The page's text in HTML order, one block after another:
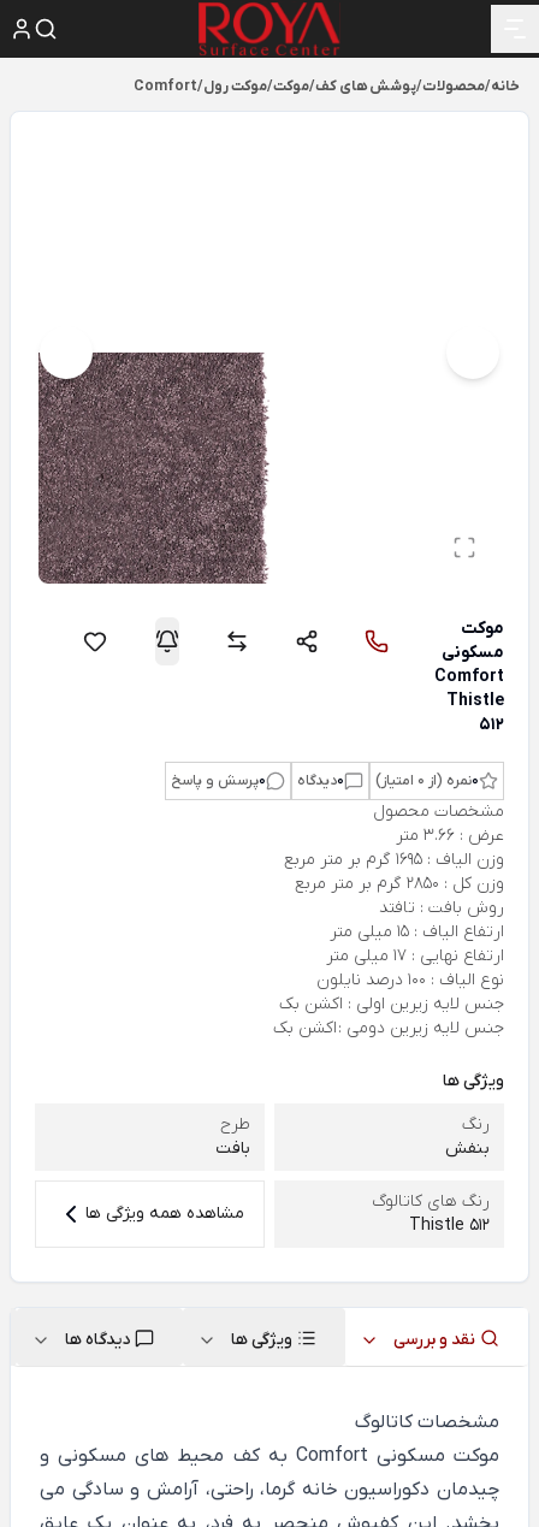
خانه/محصولات/پوشش های کف/موکت/موکت رول/
Comfort
موکت
مسکونی
Comfort
Thistle
512
0نمره (از 0 امتیاز) 0دیدگاه 0پرسش و پاسخ
مشخصات محصول
عرض : 3.66 متر
وزن الیاف : 1695 گرم بر متر مربع
وزن کل : 2850 گرم بر متر مربع
روش بافت : تافتد
ارتفاع الیاف : 15 میلی متر
ارتفاع نهایی : 17 میلی متر
نوع الیاف : 100 درصد نایلون
جنس لایه زیرین اولی : اکشن بک
جنس لایه زیرین دومی : اکشن بک
ویژگی ها
رنگ
بنفش
طرح
بافت
رنگ های کاتالوگ
Thistle 512
مشاهده همه ویژگی ها
نقد و بررسی ویژگی ها دیدگاه ها
مشخصات کاتالوگ
موکت مسکونی Comfort به کف محیط های مسکونی و
چیدمان دکوراسیون خانه گرما، راحتی، آرامش و سادگی می